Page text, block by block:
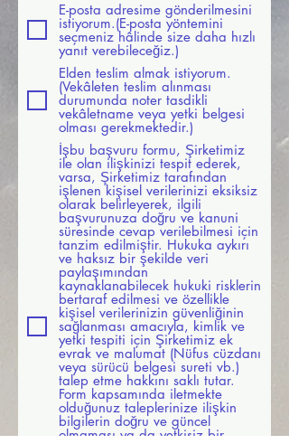
E-posta adresime gönderilmesini
istiyorum.(E-posta yöntemini
seçmeniz hâlinde size daha hızlı
yanıt verebileceğiz.)
Elden teslim almak istiyorum.
(Vekâleten teslim alınması
durumunda noter tasdikli
vekâletname veya yetki belgesi
olması gerekmektedir.)
İşbu başvuru formu, Şirketimiz
ile olan ilişkinizi tespit ederek,
varsa, Şirketimiz tarafından
işlenen kişisel verilerinizi eksiksiz
olarak belirleyerek, ilgili
başvurunuza doğru ve kanuni
süresinde cevap verilebilmesi için
tanzim edilmiştir. Hukuka aykırı
ve haksız bir şekilde veri
paylaşımından
kaynaklanabilecek hukuki risklerin
bertaraf edilmesi ve özellikle
kişisel verilerinizin güvenliğinin
sağlanması amacıyla, kimlik ve
yetki tespiti için Şirketimiz ek
evrak ve malumat (Nüfus cüzdanı
veya sürücü belgesi sureti vb.)
talep etme hakkını saklı tutar.
Form kapsamında iletmekte
olduğunuz taleplerinize ilişkin
bilgilerin doğru ve güncel
olmaması ya da yetkisiz bir